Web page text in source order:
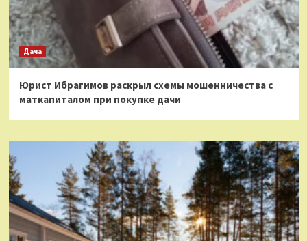
Дача
Юрист Ибрагимов раскрыл схемы мошенничества с
маткапиталом при покупке дачи